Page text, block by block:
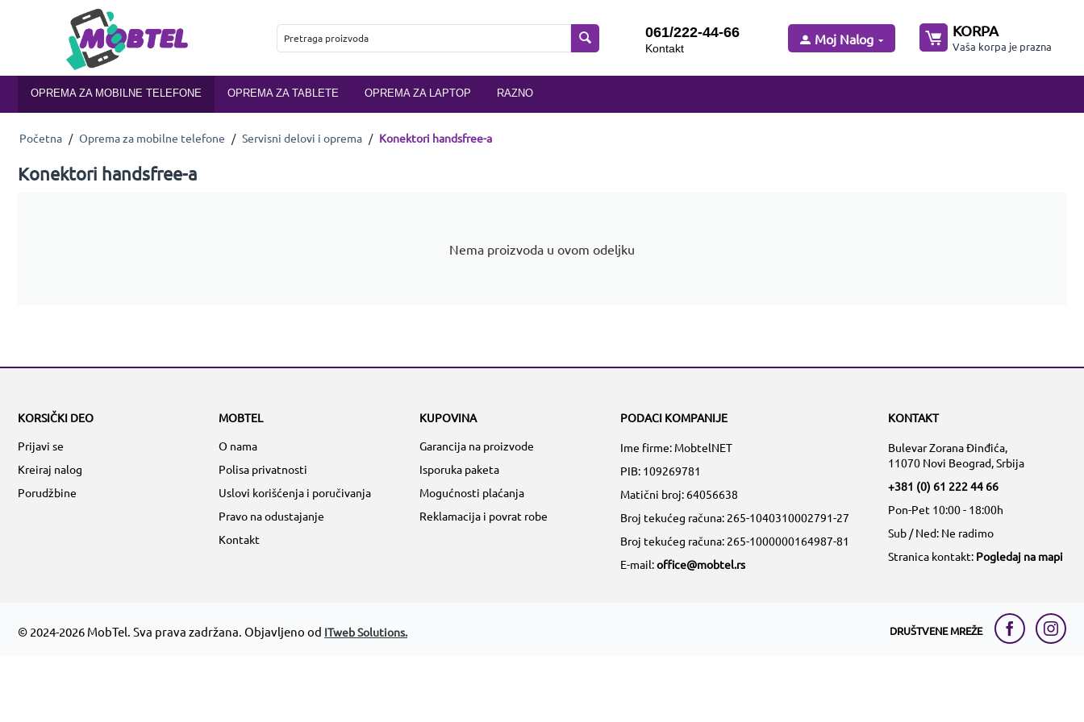
061/222-44-66
Kontakt
Moj Nalog KORPA
Vaša korpa je prazna
OPREMA ZA MOBILNE TELEFONE OPREMA ZA TABLETE OPREMA ZA LAPTOP RAZNO
Početna / Oprema za mobilne telefone / Servisni delovi i oprema / Konektori handsfree-a
Konektori handsfree-a
Nema proizvoda u ovom odeljku
KORSIČKI DEO
Prijavi se
Kreiraj nalog
Porudžbine
MOBTEL
O nama
Polisa privatnosti
Uslovi korišćenja i poručivanja
Pravo na odustajanje
Kontakt
KUPOVINA
Garancija na proizvode
Isporuka paketa
Mogućnosti plaćanja
Reklamacija i povrat robe
PODACI KOMPANIJE
Ime firme: MobtelNET
PIB: 109269781
Matični broj: 64056638
Broj tekućeg računa: 265-1040310002791-27
Broj tekućeg računa: 265-1000000164987-81
E-mail:office@mobtel.rs
KONTAKT
Bulevar Zorana Đinđića,
11070 Novi Beograd, Srbija
+381 (0) 61 222 44 66
Pon-Pet 10:00 - 18:00h
Sub / Ned: Ne radimo
Stranica kontakt: Pogledaj na mapi
© 2024-2026 MobTel. Sva prava zadržana. Objavljeno od ITweb Solutions. DRUŠTVENE MREŽE